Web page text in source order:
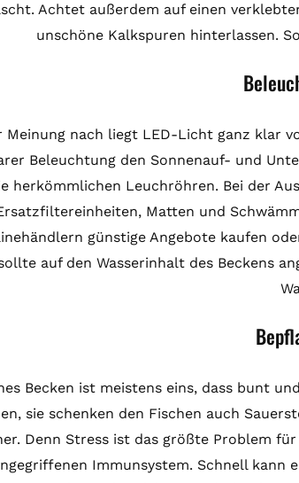
Achtet außerdem auf einen
unschöne Kalkspuren hinterlassen.
Meinung nach liegt LED-Licht ganz klar
Beleuchtung den Sonnenauf- und
herkömmlichen Leuchröhren. Bei der
Matten und
günstige Angebote kaufen
auf den Wasserinhalt des Beckens
Becken ist meistens eins, dass bunt
sie schenken den Fischen auch
Denn Stress ist das größte Problem
Immunsystem. Schnell kann